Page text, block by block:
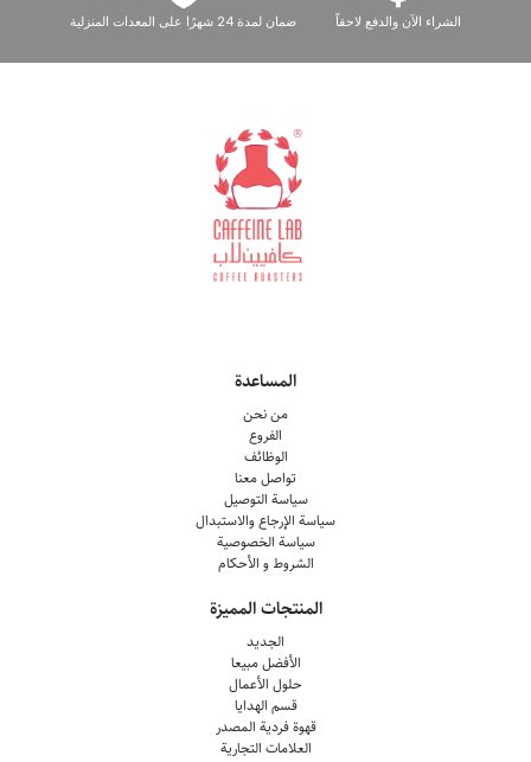
الشراء الآن والدفع لاحقاً ضمان لمدة 24 شهرًا على المعدات المنزلية
المساعدة
من نحن
الفروع
الوظائف
تواصل معنا
سياسة التوصيل
سياسة الإرجاع والاستبدال
سياسة الخصوصية
الشروط و الأحكام
المنتجات المميزة
الجديد
الأفضل مبيعا
حلول الأعمال
قسم الهدايا
قهوة فردية المصدر
العلامات التجارية